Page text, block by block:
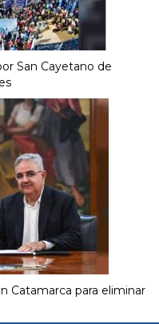
San Cayetano de
Catamarca para eliminar